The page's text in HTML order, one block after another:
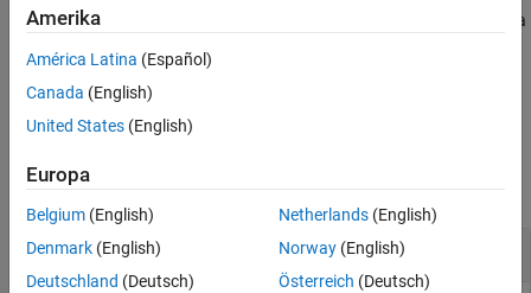
Description
Examples
Input Arguments
Version History
See Also
shapes( extracts and modifies the individual metal layers from a
example
collapse all
Extract and Modify Metal Layer
Amerika
América Latina (Español)
Canada (English)
United States (English)
Europa
Belgium (English)
Denmark (English)
Deutschland (Deutsch)
Netherlands(English)
Norway(English)
Österreich (Deutsch)